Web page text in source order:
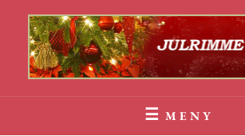
innehåll
Julrim Och Julklappsrim
MENY